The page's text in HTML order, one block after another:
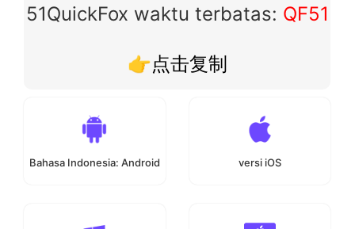
51QuickFox waktu terbatas: QF51
👉点击复制
Bahasa Indonesia: Android versi iOS